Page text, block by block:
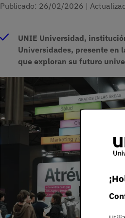
Publicado: 26/02/2026 |
UNIE Universidad,
Universidades, presente en
que exploran su futuro